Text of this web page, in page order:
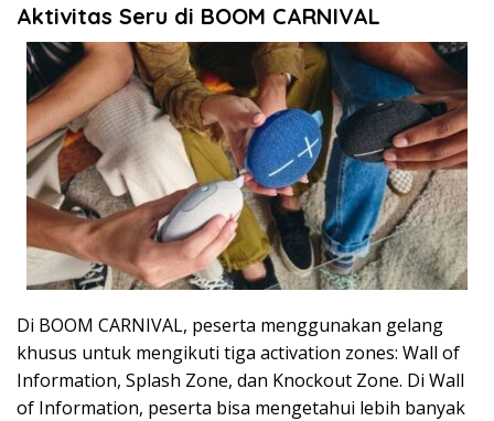
Aktivitas Seru di BOOM CARNIVAL
Di BOOM CARNIVAL, peserta menggunakan gelang
khusus untuk mengikuti tiga activation zones: Wall of
Information, Splash Zone, dan Knockout Zone. Di Wall
of Information, peserta bisa mengetahui lebih banyak